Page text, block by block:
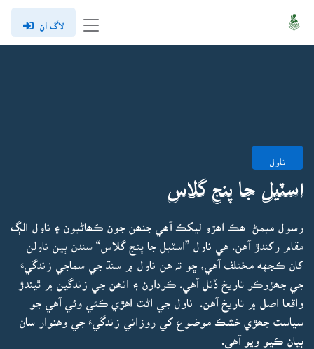
لاگ ان
ناول
اسٽيل جا پنج گلاس
رسول ميمڻ ھڪ اھڙو ليکڪ آھي جنھن جون ڪھاڻيون ۽ ناول الڳ
مقام رکندڙ آهن. هي ناول ”اسٽيل جا پنج گلاس“ سندن ٻين ناولن
کان ڪجهه مختلف آهي، ڇو تہ هن ناول ۾ سنڌ جي سماجي زندگيءَ
جي جھڙوڪر تاريخ ڏنل آهي. ڪردارن ۽ انھن جي زندگين ۾ ٿيندڙ
واقعا اصل ۾ تاريخ آهن. ناول جي اڻت اهڙي ڪئي وئي آهي جو
سياست جھڙي خشڪ موضوع کي روزاني زندگيءَ جي وهنوار سان
بيان ڪيو ويو آهي.